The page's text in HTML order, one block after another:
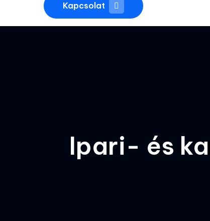
Kapcsolat
Ipari- és